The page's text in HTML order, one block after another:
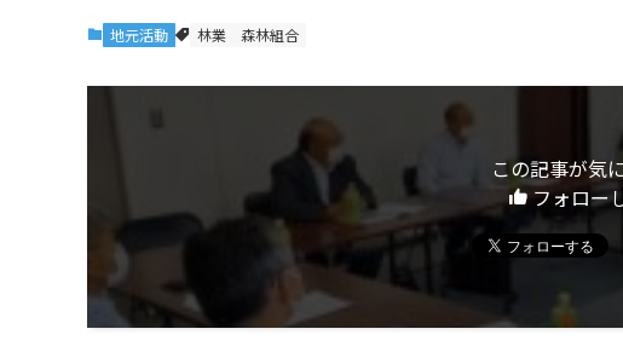
地元活動 林業 森林組合
この記事が気
フォロー